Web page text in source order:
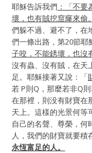
耶穌告訴我們 ：「不
壞，也有賊挖窟窿來偷
們躲不過、避不了，在
們一條出路，第20節耶
子咬，不能銹壞，也沒
沒有蟲、沒有賊，在天
足。耶穌接著又說：「
若 P則Q，那麼若非Q
在那裡，則没有財寶在
天上。這樣的光景何等
自己的名聲、尊榮，何
人，我們的財寶就要積
永恆富足的人。